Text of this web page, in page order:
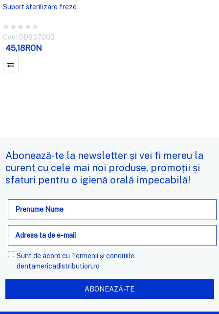
Suport sterilizare freze
Cod: DD837003
45,18RON
Abonează-te la newsletter și vei fi mereu la
curent cu cele mai noi produse, promoții și
sfaturi pentru o igienă orală impecabilă!
Adresa
e-
mail
Sunt de acord cu Termenii și condițiile
dentamericadistribution.ro